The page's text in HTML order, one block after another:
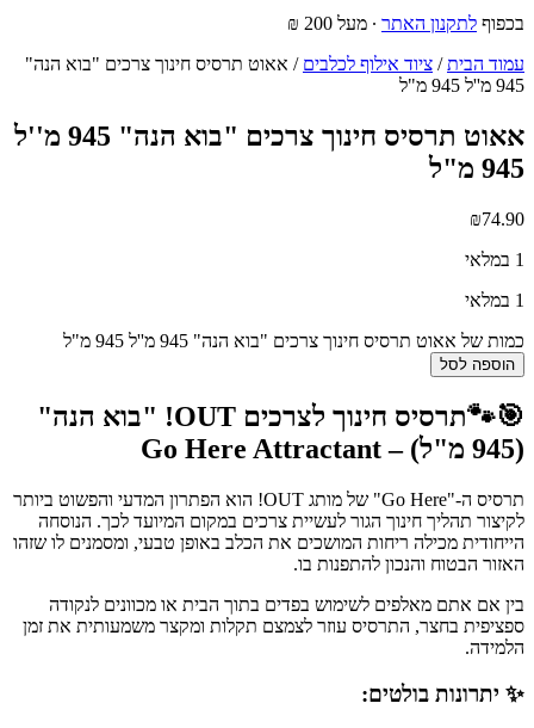
בכפוף לתקנון האתר ∙ מעל 200 ₪
עמוד הבית/ ציוד אילוף לכלבים / אאוט תרסיס חינוך צרכים "בוא הנה"
945 מ''ל 945 מ"ל
אאוט תרסיס חינוך צרכים "בוא הנה" 945 מ''ל
945 מ"ל
₪74.90
1 במלאי
1 במלאי
כמות של אאוט תרסיס חינוך צרכים "בוא הנה" 945 מ''ל 945 מ"ל
הוספה לסל
🎯🐾תרסיס חינוך לצרכים OUT! "בוא הנה"
(945 מ"ל) – Go Here Attractant
תרסיס ה-"Go Here" של מותג OUT! הוא הפתרון המדעי והפשוט ביותר
לקיצור תהליך חינוך הגור לעשיית צרכים במקום המיועד לכך. הנוסחה
הייחודית מכילה ריחות המושכים את הכלב באופן טבעי, ומסמנים לו שזהו
האזור הבטוח והנכון להתפנות בו.
בין אם אתם מאלפים לשימוש בפדים בתוך הבית או מכוונים לנקודה
ספציפית בחצר, התרסיס עוזר לצמצם תקלות ומקצר משמעותית את זמן
הלמידה.
✨ יתרונות בולטים: